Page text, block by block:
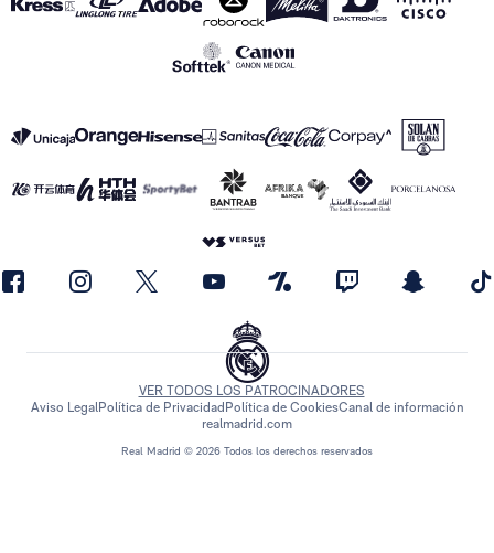
Real Madrid © 2026 Todos los derechos reservados
VER TODOS LOS PATROCINADORES
Aviso LegalPolítica de Privacidad Política de CookiesCanal de información
realmadrid.com